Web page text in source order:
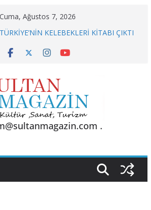
Cuma, Ağustos 7, 2026
KELEBEKLERİ KİTABI ÇIKTI
HAK EDİYOR”
BGC’DEN MESLEK YASASI
.